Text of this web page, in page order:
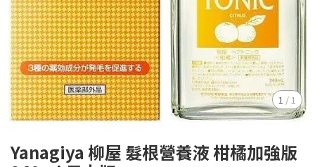
1 / 1
Yanagiya 柳屋 髮根營養液 柑橘加強版